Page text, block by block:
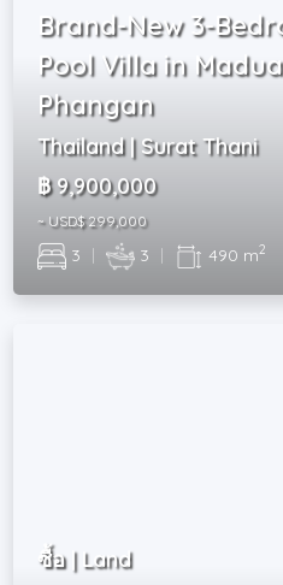
Brand-New 3-
Pool Villa in
Phangan
Thailand | Surat Thani
฿ 9,900,000
~ USD$ 299,000
3 | 3 | 490 m2
ซื้อ | Land